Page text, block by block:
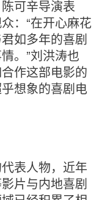
可辛导演表
：“在开心麻花
如多年的喜剧
。”刘洪涛也
作这部电影的
想象的喜剧电
表人物，近年
片与内地喜剧